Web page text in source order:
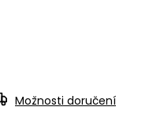
Možnosti doručení